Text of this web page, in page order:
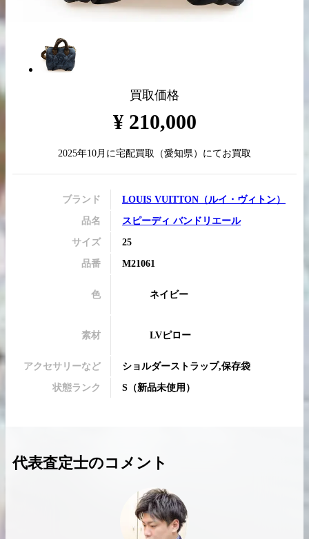
LINE査定
買取実績はこちらから
買取価格
¥ 210,000
2025年10月 に宅配買取 （愛知県）にてお買取
ブランド LOUIS VUITTON （ルイ・ヴィトン）
品名 スピーディ バンドリエール
サイズ 25
品番 M21061
色 ネイビー
素材 LVピロー
アクセサリーなど ショルダーストラップ,保存袋
状態ランク S （新品未使用 ）
代表査定士のコメント